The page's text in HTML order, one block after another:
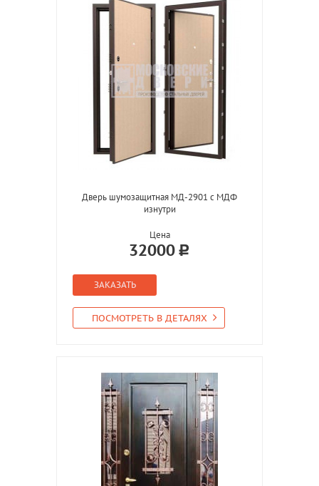
Дверь шумозащитная МД-2901 с МДФ
изнутри
Цена
32000
ЗАКАЗАТЬ
ПОСМОТРЕТЬ В ДЕТАЛЯХ